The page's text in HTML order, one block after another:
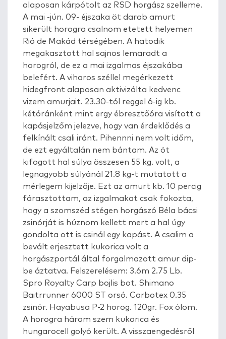
alaposan kárpótolt az RSD horgász szelleme.
A mai -jún. 09- éjszaka öt darab amurt
sikerült horogra csalnom etetett helyemen
Rió de Makád térségében. A hatodik
megakasztott hal sajnos lemaradt a
horogról, de ez a mai izgalmas éjszakába
belefért. A viharos széllel megérkezett
hidegfront alaposan aktivizálta kedvenc
vizem amurjait. 23.30-tól reggel 6-ig kb.
kétóránként mint ergy ébresztőóra visított a
kapásjelzőm jelezve, hogy van érdeklődés a
felkínált csali iránt. Pihennni nem volt időm,
de ezt egyáltalán nem bántam. Az öt
kifogott hal súlya összesen 55 kg. volt, a
legnagyobb súlyánál 21.8 kg-t mutatott a
mérlegem kijelzője. Ezt az amurt kb. 10 percig
fárasztottam, az izgalmakat csak fokozta,
hogy a szomszéd stégen horgászó Béla bácsi
zsinórját is húznom kellett mert a hal úgy
gondolta ott is csinál egy kapást. A csalim a
bevált erjesztett kukorica volt a
horgászportál által forgalmazott amur dip-
be áztatva. Felszerelésem: 3.6m 2.75 Lb.
Spro Royalty Carp bojlis bot. Shimano
Baitrrunner 6000 ST orsó. Carbotex 0.35
zsinór. Hayabusa P-2 horog. 120gr. Fox ólom.
A horogra három szem kukorica és
hungarocell golyó került. A visszaengedésről